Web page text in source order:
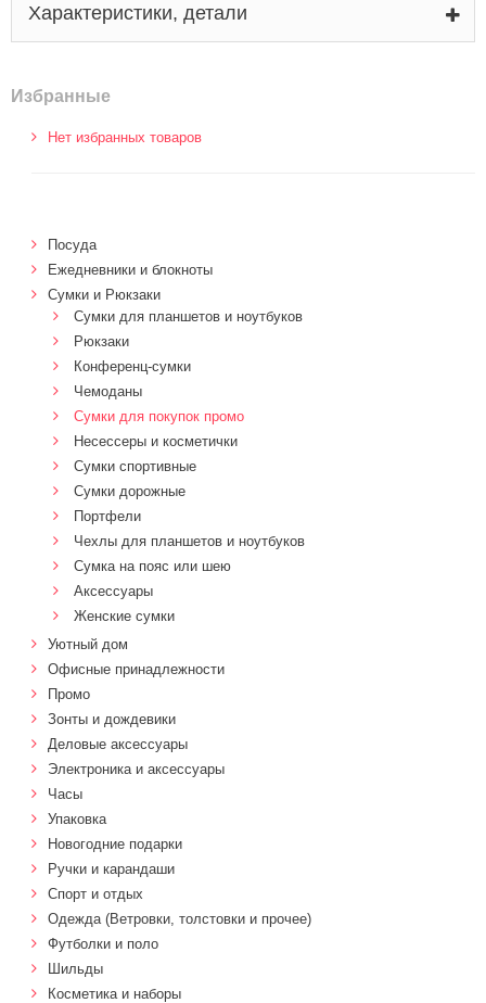
Характеристики, детали
Избранные
Нет избранных товаров
Посуда
Ежедневники и блокноты
Сумки и Рюкзаки
Сумки для планшетов и ноутбуков
Рюкзаки
Конференц-сумки
Чемоданы
Сумки для покупок промо
Несессеры и косметички
Сумки спортивные
Сумки дорожные
Портфели
Чехлы для планшетов и ноутбуков
Сумка на пояс или шею
Аксессуары
Женские сумки
Уютный дом
Офисные принадлежности
Промо
Зонты и дождевики
Деловые аксессуары
Электроника и аксессуары
Часы
Упаковка
Новогодние подарки
Ручки и карандаши
Спорт и отдых
Одежда (Ветровки, толстовки и прочее)
Футболки и поло
Шильды
Косметика и наборы